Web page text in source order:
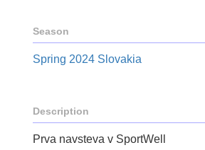
Season
Spring 2024 Slovakia
Description
Prva navsteva v SportWell